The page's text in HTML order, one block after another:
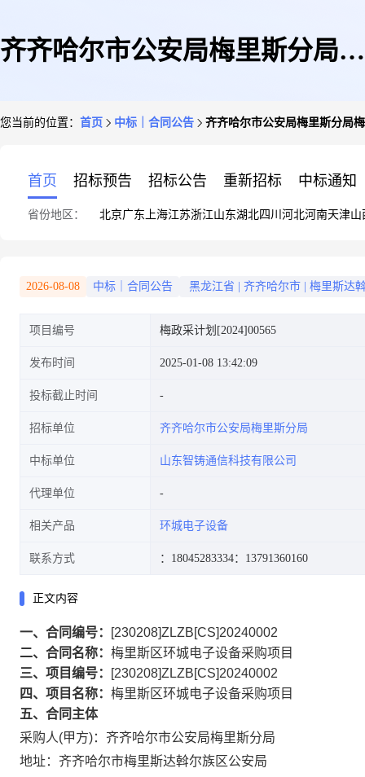
齐齐哈尔市公安局梅里斯分局梅
您当前的位置： 首页 中标｜合同公告 齐齐哈尔市公安局梅里斯分局
首页 招标预告 招标公告 重新招标 中标通知
省份地区： 北京广东 上海江苏浙江山东湖北四川 河北河南天津山
2026-08-08 中标｜合同公告 黑龙江省 齐齐哈尔市 梅里斯达
项目编号 梅政采计划[2024]00565
发布时间 2025-01-08 13:42:09
投标截止时间
招标单位 齐齐哈尔市公安局梅里斯分局
中标单位 山东智铸通信科技有限公司
代理单位
相关产品 环城电子设备
联系方式 ：18045283334：13791360160
正文内容
一、合同编号：
[230208]ZLZB[CS]20240002
二、合同名称： 梅里斯区环城电子设备采购项目
三、项目编号：
[230208]ZLZB[CS]20240002
四、项目名称： 梅里斯区环城电子设备采购项目
五、合同主体
采购人(甲方)：齐齐哈尔市公安局梅里斯分局
地址：齐齐哈尔市梅里斯达斡尔族区公安局